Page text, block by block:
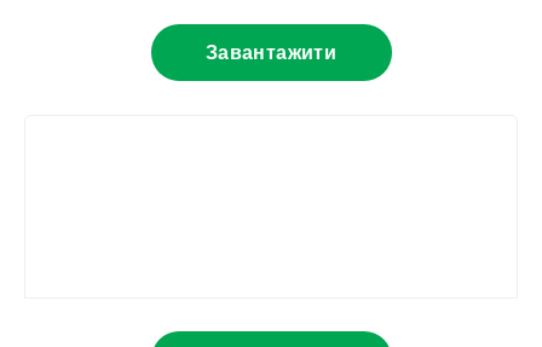
Завантажити